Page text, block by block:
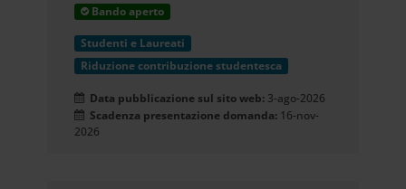
Bando aperto
Studenti e Laureati
Riduzione contribuzione studentesca
Data pubblicazione sul sito web: 3-ago-2026
Scadenza presentazione domanda: 16-nov-
2026